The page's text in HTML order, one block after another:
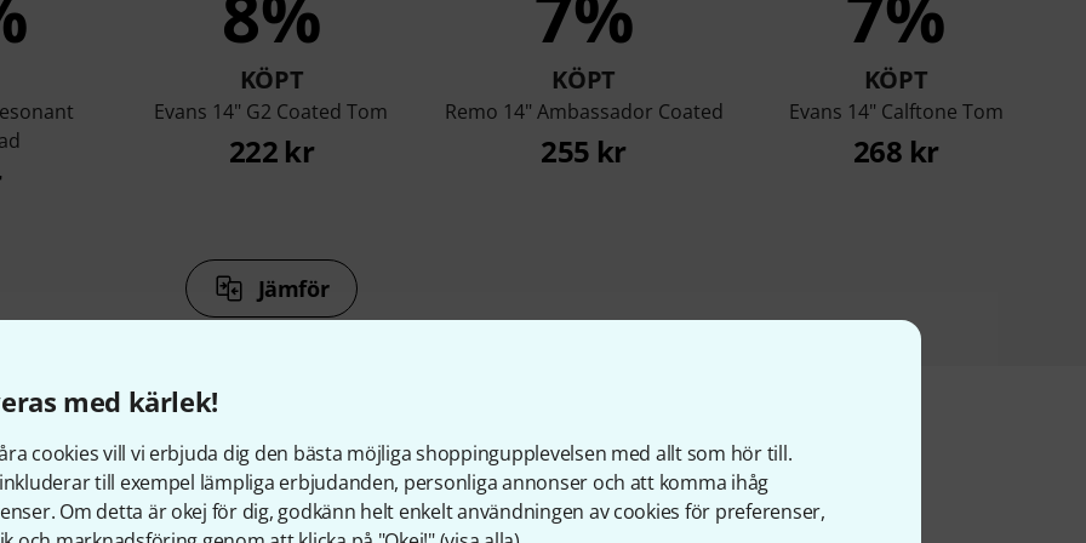
med kärlek!
cookies vill vi erbjuda dig den bästa möjliga shoppingupplevelsen med allt som hör till.
till exempel lämpliga erbjudanden, personliga annonser och att komma ihåg
Om detta är okej för dig, godkänn helt enkelt användningen av cookies för preferenser,
KÖPT
Evans 14" G2 Coated Tom
222 kr
KÖPT
Remo 14" Ambassador Coated
255 kr
KÖPT
Evans 14" Calftone Tom
268 kr
Jämför
& matchande produkter